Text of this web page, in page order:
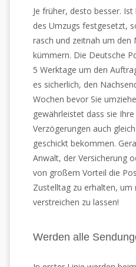
Je früher, desto besser.
des Umzugs festgesetzt,
rasch und zeitnah um den
kümmern. Die Deutsche
5 Werktage um den
es sicherlich, den
Wochen bevor Sie
gewährleistet dass sie
Verzögerungen auch
geschickt bekommen.
Anwalt, der Versicherung
von großem Vorteil die
Zustelltag zu erhalten,
verstreichen zu lassen!
Werden alle